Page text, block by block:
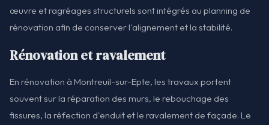
œuvre et ragréages structurels sont intégrés au planning de
rénovation afin de conserver l'alignement et la stabilité.
Rénovation et ravalement
En rénovation à Montreuil-sur-Epte, les travaux portent
souvent sur la réparation des murs, le rebouchage des
fissures, la réfection d'enduit et le ravalement de façade. Le